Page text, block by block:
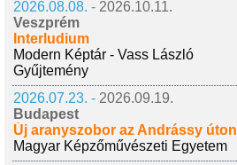
2026.08.08. - 2026.10.11.
Veszprém
Interludium
Modern Képtár - Vass László
Gyűjtemény
2026.07.23. - 2026.09.19.
Budapest
Új aranyszobor az Andrássy úton
Magyar Képzőművészeti Egyetem